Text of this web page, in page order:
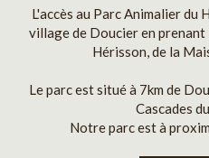
L'accès au Parc Animalier du
village de Doucier en prenant
Hérisson, de la
Le parc est situé à 7km de
Cascades
Notre parc est à